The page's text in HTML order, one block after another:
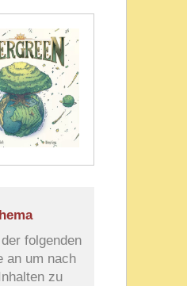
folgenden
an um nach
zu